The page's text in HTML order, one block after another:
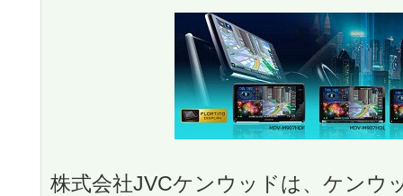
株式会社JVCケンウッドは、ケンウ